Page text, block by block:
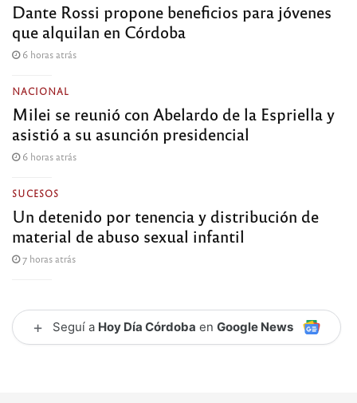
Dante Rossi propone beneficios para jóvenes
que alquilan en Córdoba
6 horas atrás
NACIONAL
Milei se reunió con Abelardo de la Espriella y
asistió a su asunción presidencial
6 horas atrás
SUCESOS
Un detenido por tenencia y distribución de
material de abuso sexual infantil
7 horas atrás
+ Seguí a Hoy Día Córdoba en Google News